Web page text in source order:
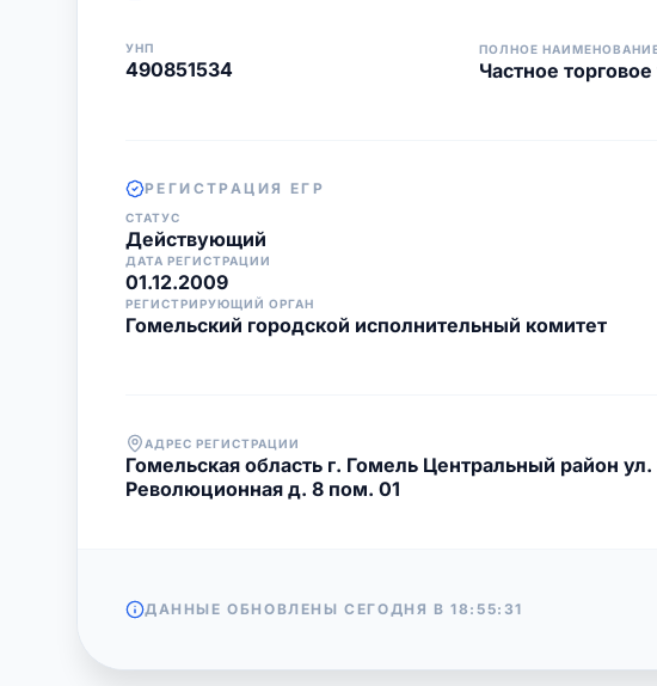
УНП
490851534
ПОЛНОЕ
Частное
РЕГИСТРАЦИЯ ЕГР
СТАТУС
Действующий
ДАТА РЕГИСТРАЦИИ
01.12.2009
РЕГИСТРИРУЮЩИЙ ОРГАН
Гомельский городской исполнительный комитет
АДРЕС РЕГИСТРАЦИИ
Гомельская область г. Гомель Центральный район
Революционная д. 8 пом. 01
ДАННЫЕ ОБНОВЛЕНЫ СЕГОДНЯ В18:55:31